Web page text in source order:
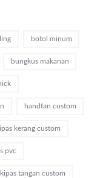
botol minum
bungkus makanan
handfan custom
kerang custom
pvc
kipas tangan custom